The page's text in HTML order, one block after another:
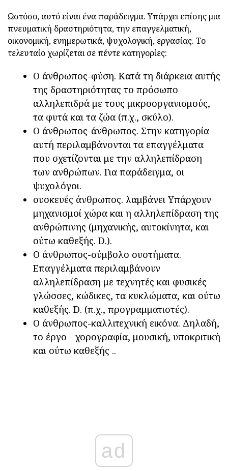
Ωστόσο, αυτό είναι ένα παράδειγμα. Υπάρχει επίσης μια
πνευματική δραστηριότητα, την επαγγελματική,
οικονομική, ενημερωτικά, ψυχολογική, εργασίας. Το
τελευταίο χωρίζεται σε πέντε κατηγορίες:
Ο άνθρωπος-φύση. Κατά τη διάρκεια αυτής
της δραστηριότητας το πρόσωπο
αλληλεπιδρά με τους μικροοργανισμούς,
τα φυτά και τα ζώα (π.χ., σκύλο).
Ο άνθρωπος-άνθρωπος. Στην κατηγορία
αυτή περιλαμβάνονται τα επαγγέλματα
που σχετίζονται με την αλληλεπίδραση
των ανθρώπων. Για παράδειγμα, οι
ψυχολόγοι.
συσκευές άνθρωπος. λαμβάνει Υπάρχουν
μηχανισμοί χώρα και η αλληλεπίδραση της
ανθρώπινης (μηχανικής, αυτοκίνητα, και
ούτω καθεξής. D.).
Ο άνθρωπος-σύμβολο συστήματα.
Επαγγέλματα περιλαμβάνουν
αλληλεπίδραση με τεχνητές και φυσικές
γλώσσες, κώδικες, τα κυκλώματα, και ούτω
καθεξής. D. (π.χ., προγραμματιστές).
Ο άνθρωπος-καλλιτεχνική εικόνα. Δηλαδή,
το έργο - χορογραφία, μουσική, υποκριτική
και ούτω καθεξής ..
ad